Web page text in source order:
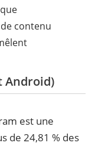
contenu
Android)
est une
de 24,81 % des